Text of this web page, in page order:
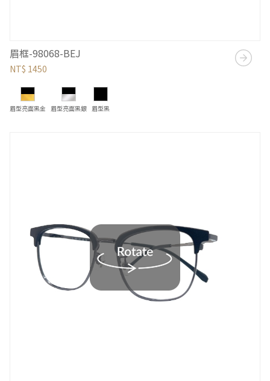
眉框-98068-BEJ
NT$ 1450
眉型亮面黑金 眉型亮面黑銀 眉型黑